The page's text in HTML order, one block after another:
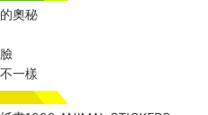
奧秘
一樣